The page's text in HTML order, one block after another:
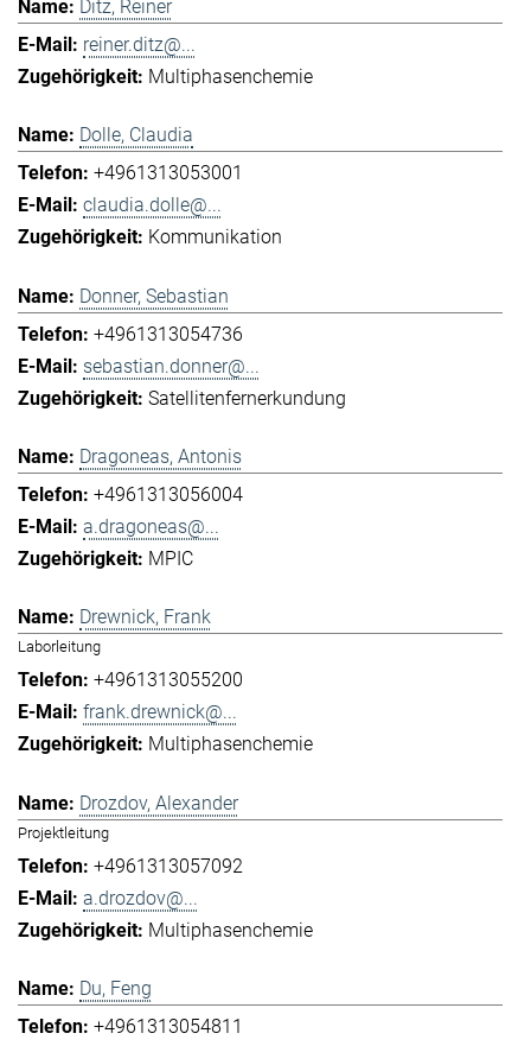
Ditz, Reiner
reiner.ditz@...
Multiphasenchemie
Dolle, Claudia
+4961313053001
claudia.dolle@...
Kommunikation
Donner, Sebastian
+4961313054736
sebastian.donner@...
Satellitenfernerkundung
Dragoneas, Antonis
+4961313056004
a.dragoneas@...
MPIC
Drewnick, Frank
Laborleitung
+4961313055200
frank.drewnick@...
Multiphasenchemie
Drozdov, Alexander
Projektleitung
+4961313057092
a.drozdov@...
Multiphasenchemie
Du, Feng
+4961313054811